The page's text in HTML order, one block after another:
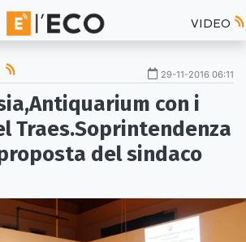
VIDEO
29-11-2016 06:11
con i
Traes.Soprintendenza
del sindaco